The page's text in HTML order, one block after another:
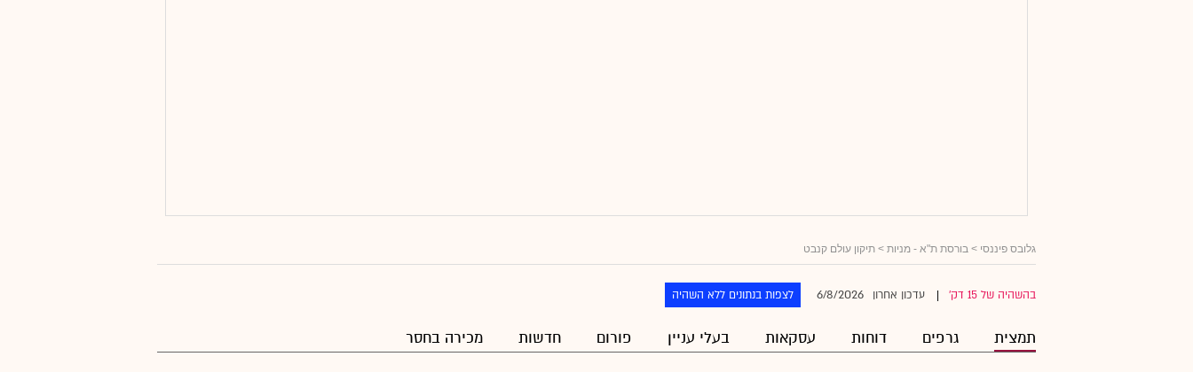
גלובס פיננסי > בורסת ת"א - מניות > תיקון עולם קנבט
בהשהיה של 15 דק' עדכון אחרון 6/8/2026 לצפות בנתונים ללא השהיה
תמצית גרפים דוחות עסקאות בעלי עניין פורום חדשות מכירה בחסר